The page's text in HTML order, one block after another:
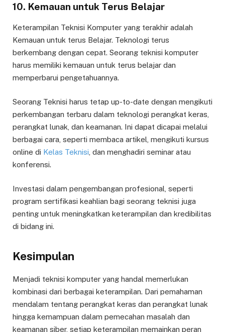
10. Kemauan untuk Terus Belajar
Keterampilan Teknisi Komputer yang terakhir adalah
Kemauan untuk terus Belajar. Teknologi terus
berkembang dengan cepat. Seorang teknisi komputer
harus memiliki kemauan untuk terus belajar dan
memperbarui pengetahuannya.
Seorang Teknisi harus tetap up-to-date dengan mengikuti
perkembangan terbaru dalam teknologi perangkat keras,
perangkat lunak, dan keamanan. Ini dapat dicapai melalui
berbagai cara, seperti membaca artikel, mengikuti kursus
online di Kelas Teknisi , dan menghadiri seminar atau
konferensi.
Investasi dalam pengembangan profesional, seperti
program sertifikasi keahlian bagi seorang teknisi juga
penting untuk meningkatkan keterampilan dan kredibilitas
di bidang ini.
Kesimpulan
Menjadi teknisi komputer yang handal memerlukan
kombinasi dari berbagai keterampilan. Dari pemahaman
mendalam tentang perangkat keras dan perangkat lunak
hingga kemampuan dalam pemecahan masalah dan
keamanan siber, setiap keterampilan memainkan peran